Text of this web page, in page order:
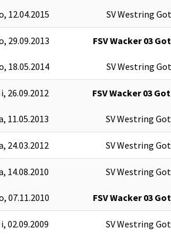
12.04.2015 SV Westring
29.09.2013 FSV Wacker 03
18.05.2014 SV Westring
26.09.2012 FSV Wacker 03
11.05.2013 SV Westring
24.03.2012 SV Westring
14.08.2010 SV Westring
07.11.2010 FSV Wacker 03
02.09.2009 SV Westring